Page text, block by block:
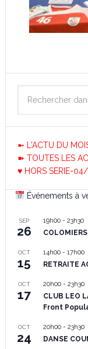
➼ L'ACTU DU
➽ TOUTES LES
♥ HORS SERIE-
Événements à
SEP
26
19h00- 23h30
OCT
15
14h00- 17h00
RETRAITE
OCT
17
20h00- 23h30
CLUB LEO
Front
OCT
24
20h00- 23h30
DANSE